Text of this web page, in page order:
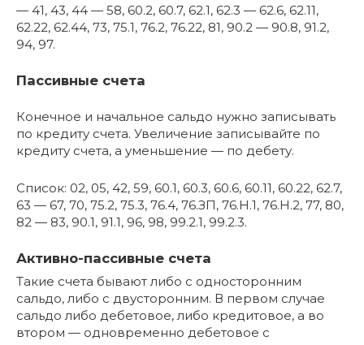
— 41, 43, 44 — 58, 60.2, 60.7, 62.1, 62.3 — 62.6, 62.11,
62.22, 62.44, 73, 75.1, 76.2, 76.22, 81, 90.2 — 90.8, 91.2,
94, 97.
Пассивные счета
Конечное и начальное сальдо нужно записывать
по кредиту счета. Увеличение записывайте по
кредиту счета, а уменьшение — по дебету.
Список: 02, 05, 42, 59, 60.1, 60.3, 60.6, 60.11, 60.22, 62.7,
63 — 67, 70, 75.2, 75.3, 76.4, 76.ЗП, 76.Н.1, 76.Н.2, 77, 80,
82 — 83, 90.1, 91.1, 96, 98, 99.2.1, 99.2.3.
Активно-пассивные счета
Такие счета бывают либо с односторонним
сальдо, либо с двусторонним. В первом случае
сальдо либо дебетовое, либо кредитовое, а во
втором — одновременно дебетовое с